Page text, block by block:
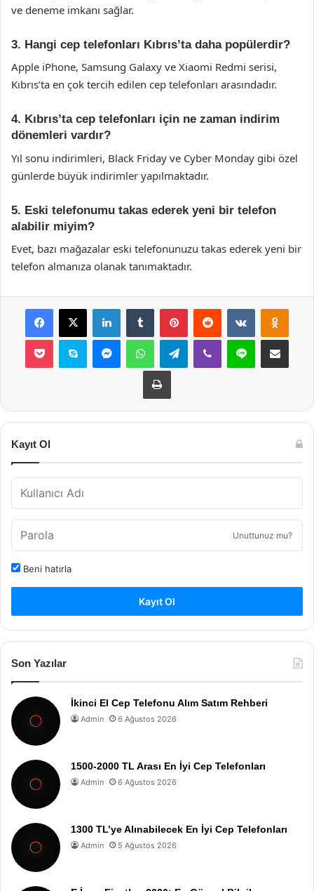
ve deneme imkanı sağlar.
3. Hangi cep telefonları Kıbrıs’ta daha popülerdir?
Apple iPhone, Samsung Galaxy ve Xiaomi Redmi serisi,
Kıbrıs’ta en çok tercih edilen cep telefonları arasındadır.
4. Kıbrıs’ta cep telefonları için ne zaman indirim
dönemleri vardır?
Yıl sonu indirimleri, Black Friday ve Cyber Monday gibi özel
günlerde büyük indirimler yapılmaktadır.
5. Eski telefonumu takas ederek yeni bir telefon
alabilir miyim?
Evet, bazı mağazalar eski telefonunuzu takas ederek yeni bir
telefon almanıza olanak tanımaktadır.
Facebook
X LinkedInTumblr PinterestReddit VKontakte
Pocket Skype MessengerWhatsAppTelegramViber Line E-Posta ile
Yazdır
Kayıt Ol
Unuttunuz mu?
Beni hatırla
Kayıt Ol
Son Yazılar
İkinci El Cep Telefonu Alım Satım Rehberi
Admin 6 Ağustos 2026
1500-2000 TL Arası En İyi Cep Telefonları
Admin 6 Ağustos 2026
1300 TL’ye Alınabilecek En İyi Cep Telefonları
Admin 5 Ağustos 2026